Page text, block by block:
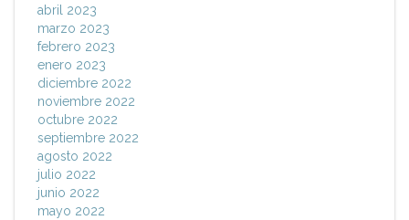
abril 2023
marzo 2023
febrero 2023
enero 2023
diciembre 2022
noviembre 2022
octubre 2022
septiembre 2022
agosto 2022
julio 2022
junio 2022
mayo 2022